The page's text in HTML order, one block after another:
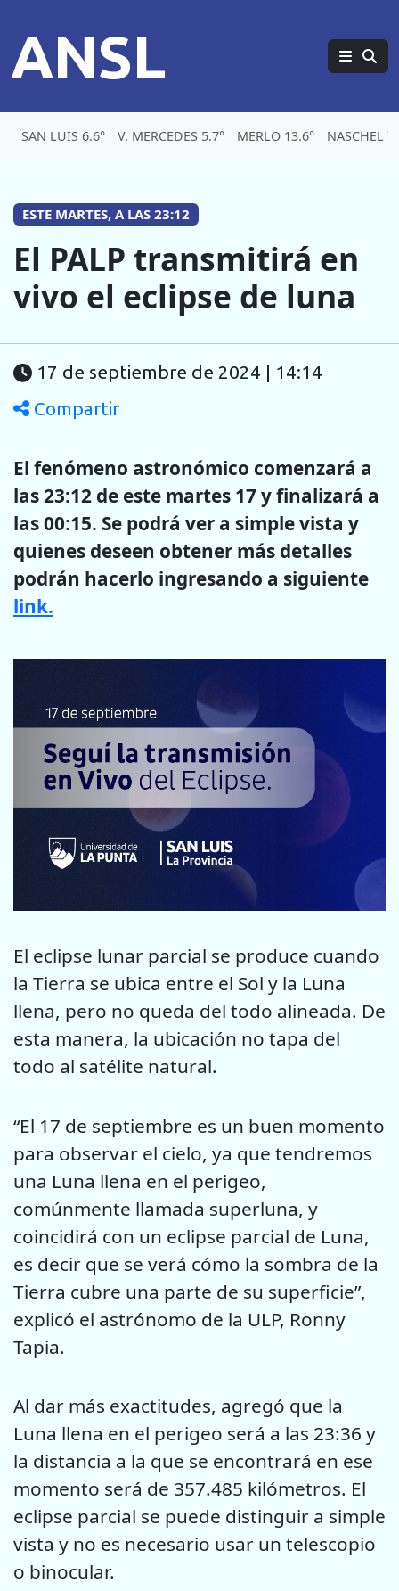
ANSL
SAN LUIS 6.6° V. MERCEDES 5.7° MERLO 13.6° NASCHEL 7°
ESTE MARTES, A LAS 23:12
El PALP transmitirá en
vivo el eclipse de luna
17 de septiembre de 2024 | 14:14
Compartir
El fenómeno astronómico comenzará a
las 23:12 de este martes 17 y finalizará a
las 00:15. Se podrá ver a simple vista y
quienes deseen obtener más detalles
podrán hacerlo ingresando a siguiente
link.
El eclipse lunar parcial se produce cuando
la Tierra se ubica entre el Sol y la Luna
llena, pero no queda del todo alineada. De
esta manera, la ubicación no tapa del
todo al satélite natural.
“El 17 de septiembre es un buen momento
para observar el cielo, ya que tendremos
una Luna llena en el perigeo,
comúnmente llamada superluna, y
coincidirá con un eclipse parcial de Luna,
es decir que se verá cómo la sombra de la
Tierra cubre una parte de su superficie”,
explicó el astrónomo de la ULP, Ronny
Tapia.
Al dar más exactitudes, agregó que la
Luna llena en el perigeo será a las 23:36 y
la distancia a la que se encontrará en ese
momento será de 357.485 kilómetros. El
eclipse parcial se puede distinguir a simple
vista y no es necesario usar un telescopio
o binocular.